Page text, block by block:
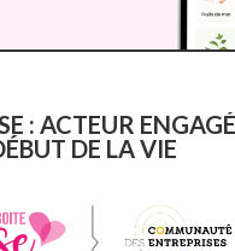
: ACTEUR
DE LA VIE